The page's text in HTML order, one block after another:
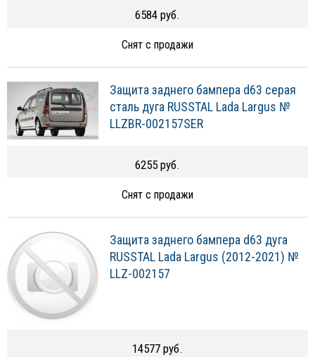
6584 руб.
Снят с продажи
Защита заднего бампера d63 серая
сталь дуга RUSSTAL Lada Largus №
LLZBR-002157SER
6255 руб.
Снят с продажи
Защита заднего бампера d63 дуга
RUSSTAL Lada Largus (2012-2021) №
LLZ-002157
14577 руб.